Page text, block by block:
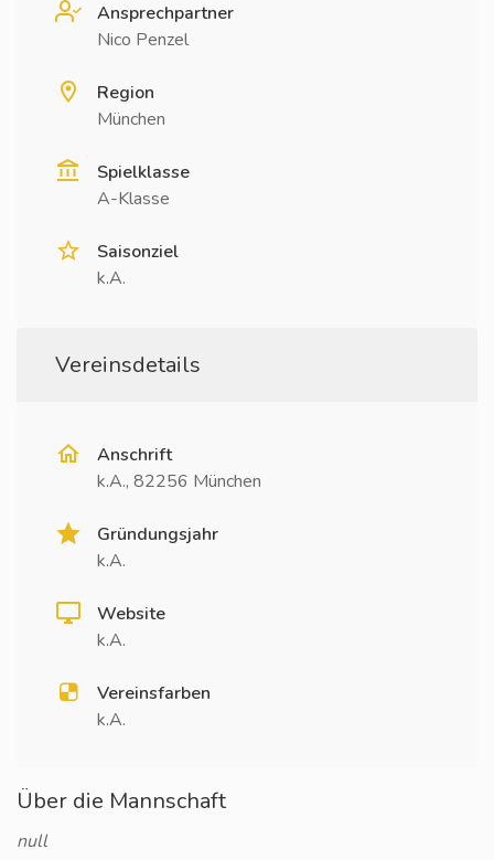
Ansprechpartner
Nico Penzel
Region
München
Spielklasse
A-Klasse
Saisonziel
k.A.
Vereinsdetails
Anschrift
k.A., 82256 München
Gründungsjahr
k.A.
Website
k.A.
Vereinsfarben
k.A.
Über die Mannschaft
null